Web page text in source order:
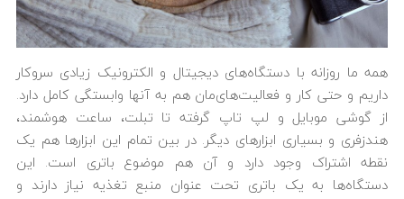
همه ما روزانه با دستگاه‌های دیجیتال و الکترونیک زیادی سروکار
داریم و حتی کار و فعالیت‌های‌مان هم به آنها وابستگی کامل دارد.
از گوشی موبایل و لپ تاپ گرفته تا تبلت، ساعت هوشمند،
هندزفری و بسیاری ابزارهای دیگر. در بین تمام این ابزارها هم یک
نقطه اشتراک وجود دارد و آن هم موضوع باتری است. این
دستگاه‌ها به یک باتری تحت عنوان منبع تغذیه نیاز دارند و